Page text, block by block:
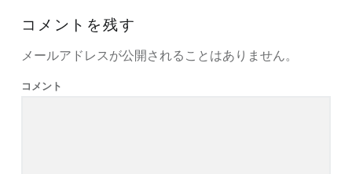
コメントを残す
メールアドレスが公開されることはありません。
コメント